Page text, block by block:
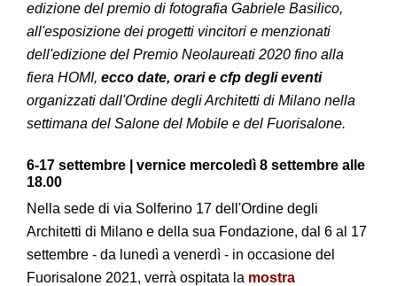
edizione del premio di fotografia Gabriele Basilico,
all'esposizione dei progetti vincitori e menzionati
dell'edizione del Premio Neolaureati 2020 fino alla
fiera HOMI, ecco date, orari e cfp degli eventi
organizzati dall'Ordine degli Architetti di Milano nella
settimana del Salone del Mobile e del Fuorisalone.
6-17 settembre | vernice mercoledì 8 settembre alle
18.00
Nella sede di via Solferino 17 dell'Ordine degli
Architetti di Milano e della sua Fondazione, dal 6 al 17
settembre - da lunedì a venerdì - in occasione del
Fuorisalone 2021, verrà ospitata la mostra